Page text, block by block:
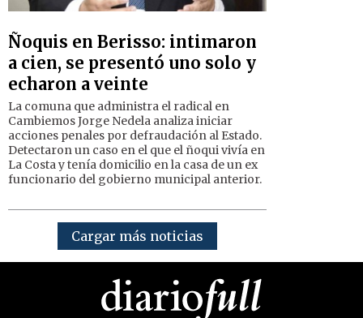
Ñoquis en Berisso: intimaron
a cien, se presentó uno solo y
echaron a veinte
La comuna que administra el radical en
Cambiemos Jorge Nedela analiza iniciar
acciones penales por defraudación al Estado.
Detectaron un caso en el que el ñoqui vivía en
La Costa y tenía domicilio en la casa de un ex
funcionario del gobierno municipal anterior.
Cargar más noticias